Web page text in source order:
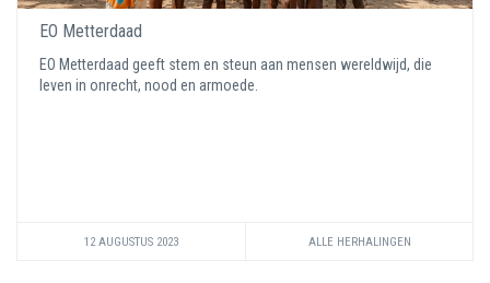
EO Metterdaad
EO Metterdaad geeft stem en steun aan mensen wereldwijd, die
leven in onrecht, nood en armoede.
12 AUGUSTUS 2023 ALLE HERHALINGEN